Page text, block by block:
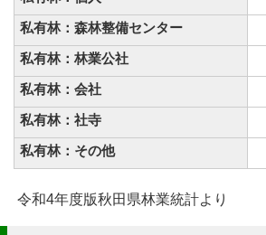
私有林：森林整備センター
私有林：林業公社
私有林：会社
私有林：社寺
私有林：その他
令和4年度版秋田県林業統計より